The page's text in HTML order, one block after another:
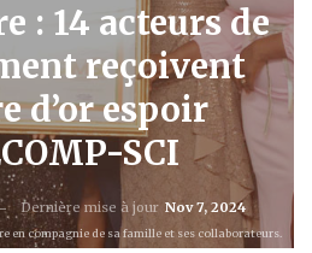
: 14 acteurs de
reçoivent
d’or espoir
SCI
Dernière mise à jour Nov 7, 2024
en compagnie de sa famille et ses collaborateurs.